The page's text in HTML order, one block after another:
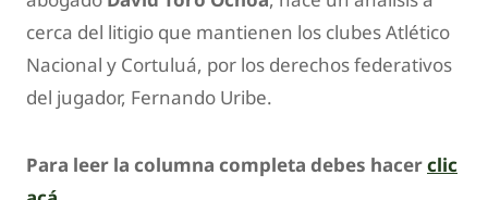
cerca del litigio que mantienen los clubes Atlético
Nacional y Cortuluá, por los derechos federativos
del jugador, Fernando Uribe.
Para leer la columna completa debes hacerclic